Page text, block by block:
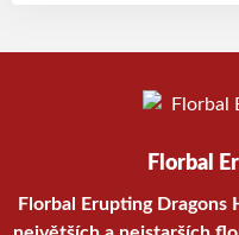
Florbal
Florbal Erupting Dragons